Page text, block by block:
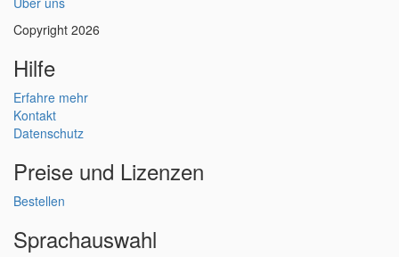
Copyright 2026
Hilfe
Erfahre mehr
Kontakt
Datenschutz
Preise und Lizenzen
Bestellen
Sprachauswahl